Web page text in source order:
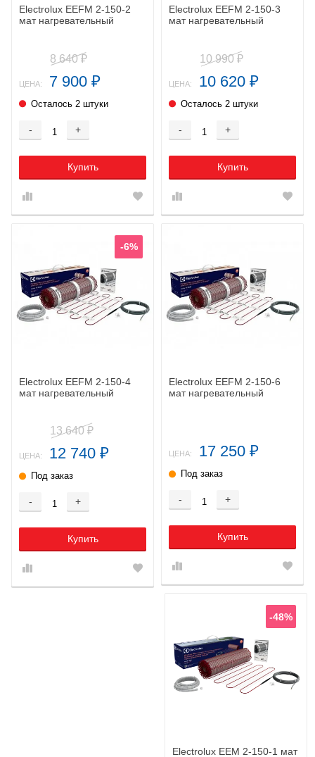
Electrolux EEFM 2-150-2
мат нагревательный
8 640₽
ЦЕНА: 7 900 ₽
Осталось 2 штуки
- +
Купить
Electrolux EEFM 2-150-3
мат нагревательный
10 990 ₽
ЦЕНА: 10 620 ₽
Осталось 2 штуки
- +
Купить
-6%
Electrolux EEFM 2-150-4
мат нагревательный
13 640 ₽
ЦЕНА: 12 740 ₽
Под заказ
- +
Купить
Electrolux EEFM 2-150-6
мат нагревательный
ЦЕНА: 17 250 ₽
Под заказ
- +
Купить
-48%
Electrolux EEM 2-150-1 мат